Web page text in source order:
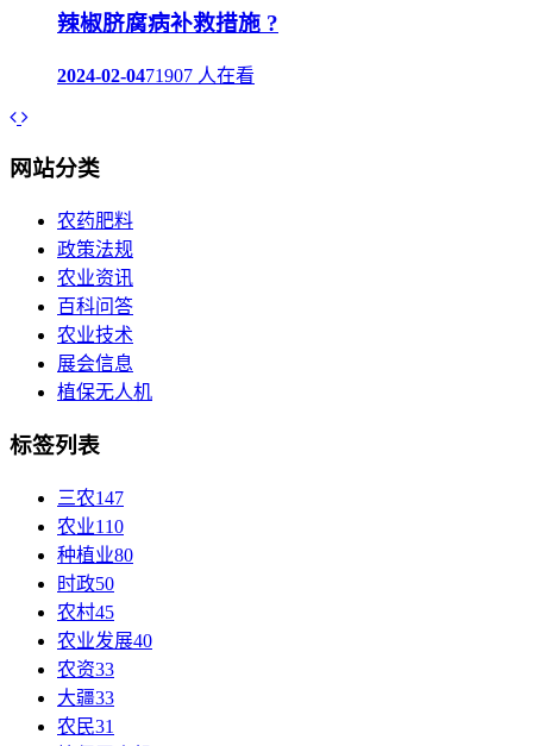
辣椒脐腐病补救措施 ?
2024-02-0471907 人在看
网站分类
农药肥料
政策法规
农业资讯
百科问答
农业技术
展会信息
植保无人机
标签列表
三农147
农业110
种植业80
时政50
农村45
农业发展40
农资33
大疆33
农民31